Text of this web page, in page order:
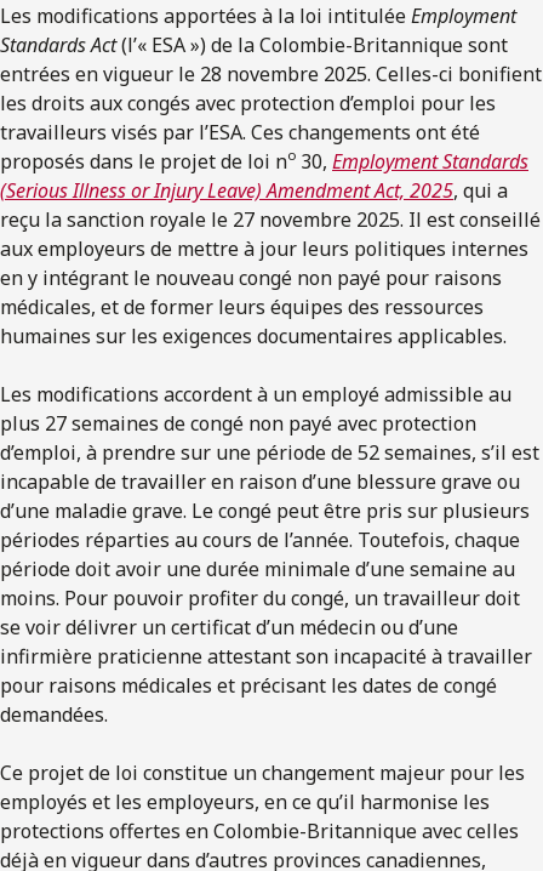
Les modifications apportées à la loi intituléeEmployment
Standards Act(l’« ESA ») de la Colombie-Britannique sont
entrées en vigueur le 28 novembre 2025. Celles-ci bonifient
les droits aux congés avec protection d’emploi pour les
travailleurs visés par l’ESA. Ces changements ont été
proposés dans le projet de loi no 30, Employment Standards
(Serious Illness or Injury Leave) Amendment Act, 2025, qui a
reçu la sanction royale le 27 novembre 2025. Il est conseillé
aux employeurs de mettre à jour leurs politiques internes
en y intégrant le nouveau congé non payé pour raisons
médicales, et de former leurs équipes des ressources
humaines sur les exigences documentaires applicables.
Les modifications accordent à un employé admissible au
plus 27 semaines de congé non payé avec protection
d’emploi, à prendre sur une période de 52 semaines, s’il est
incapable de travailler en raison d’une blessure grave ou
d’une maladie grave. Le congé peut être pris sur plusieurs
périodes réparties au cours de l’année. Toutefois, chaque
période doit avoir une durée minimale d’une semaine au
moins. Pour pouvoir profiter du congé, un travailleur doit
se voir délivrer un certificat d’un médecin ou d’une
infirmière praticienne attestant son incapacité à travailler
pour raisons médicales et précisant les dates de congé
demandées.
Ce projet de loi constitue un changement majeur pour les
employés et les employeurs, en ce qu’il harmonise les
protections offertes en Colombie-Britannique avec celles
déjà en vigueur dans d’autres provinces canadiennes,